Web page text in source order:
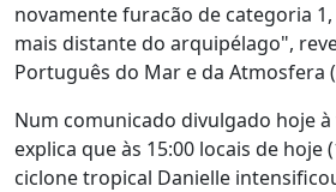
novamente furacão de categoria
mais distante do arquipélago",
Português do Mar e da Atmosfera
Num comunicado divulgado hoje
explica que às 15:00 locais de hoje
ciclone tropical Danielle